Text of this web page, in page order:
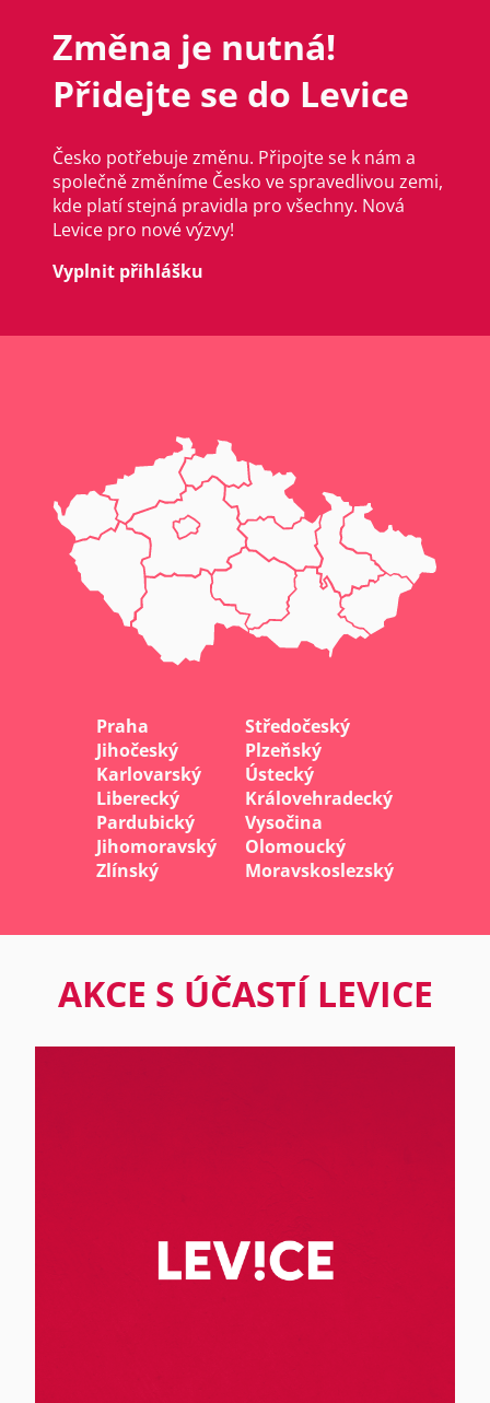
Změna je nutná!
Přidejte se do Levice
Česko potřebuje změnu. Připojte se k nám a
společně změníme Česko ve spravedlivou zemi,
kde platí stejná pravidla pro všechny. Nová
Levice pro nové výzvy!
Vyplnit přihlášku
Praha
Středočeský
Jihočeský
Plzeňský
Karlovarský
Ústecký
Liberecký
Královehradecký
Pardubický
Vysočina
Jihomoravský
Olomoucký
Zlínský
Moravskoslezský
AKCE S ÚČASTÍ LEVICE